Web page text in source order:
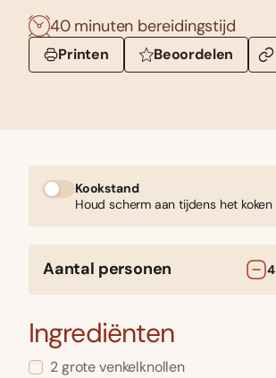
40 minuten bereidingstijd
Printen Beoordelen
Kookstand
Houd scherm aan tijdens het koken
Aantal personen 4
Ingrediënten
2grotevenkelknollen